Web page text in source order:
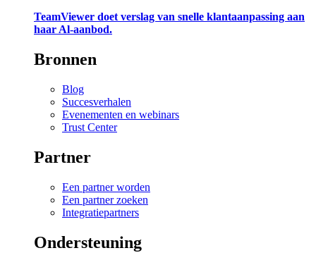
TeamViewer doet verslag van snelle klantaanpassing aan
haar Al-aanbod.
Bronnen
Blog
Succesverhalen
Evenementen en webinars
Trust Center
Partner
Een partner worden
Een partner zoeken
Integratiepartners
Ondersteuning